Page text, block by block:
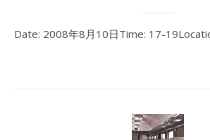
Date: 2008年8月10日Time: 17-